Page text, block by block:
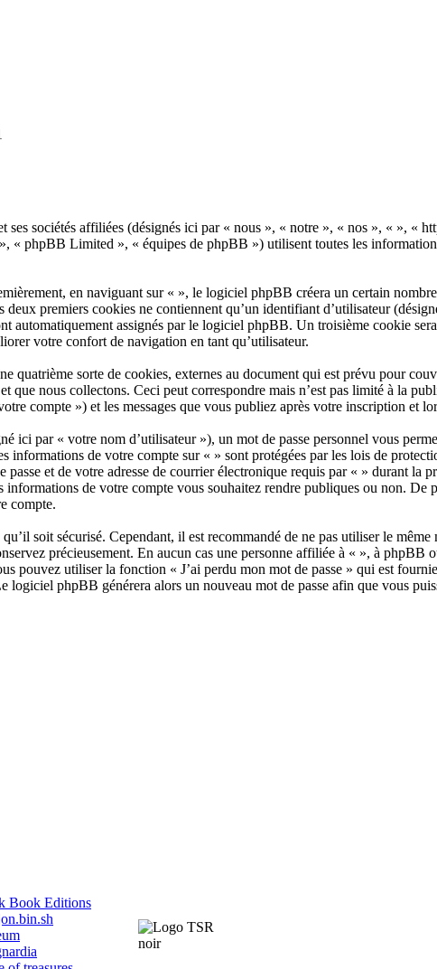
sociétés affiliées (désignés ici par « nous », « notre », « nos », « »,
phpBB Limited », « équipes de phpBB ») utilisent toutes les
en naviguant sur « », le logiciel phpBB créera un certain
premiers cookies ne contiennent qu’un identifiant d’utilisateur
automatiquement assignés par le logiciel phpBB. Un troisième cookie
votre confort de navigation en tant qu’utilisateur.
quatrième sorte de cookies, externes au document qui est prévu pour
que nous collectons. Ceci peut correspondre mais n’est pas limité à la
compte ») et les messages que vous publiez après votre inscription et
ici par « votre nom d’utilisateur »), un mot de passe personnel vous
informations de votre compte sur « » sont protégées par les lois de
et de votre adresse de courrier électronique requis par « » durant la
de votre compte vous souhaitez rendre publiques ou non.
compte.
soit sécurisé. Cependant, il est recommandé de ne pas utiliser le
précieusement. En aucun cas une personne affiliée à « », à
pouvez utiliser la fonction « J’ai perdu mon mot de passe » qui est
logiciel phpBB générera alors un nouveau mot de passe afin que vous
Book Editions